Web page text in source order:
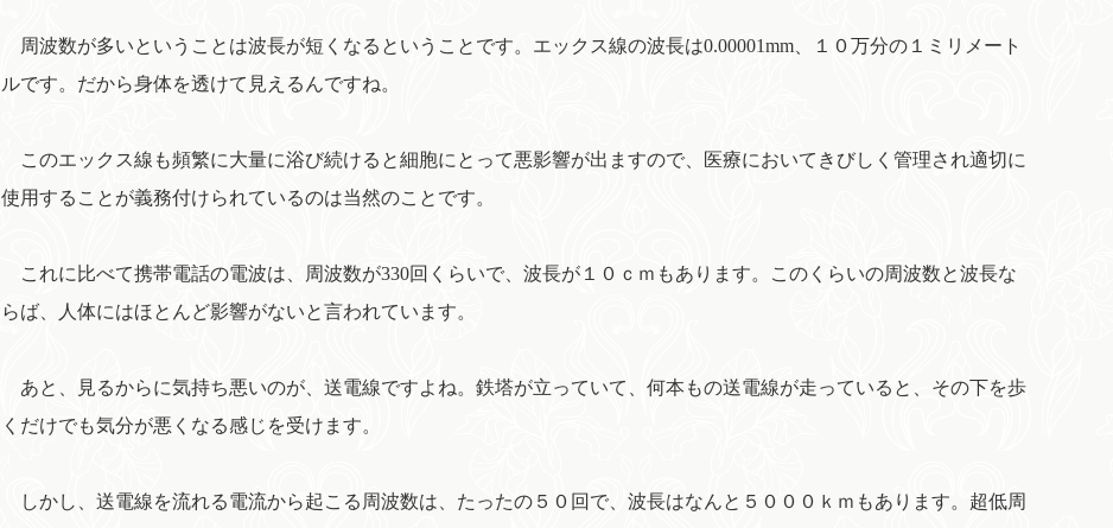
周波数が多いということは波長が短くなるということです。エックス線の波長は0.00001mm、１０万分の１ミリメート
ルです。だから身体を透けて見えるんですね。
このエックス線も頻繁に大量に浴び続けると細胞にとって悪影響が出ますので、医療においてきびしく管理され適切に
使用することが義務付けられているのは当然のことです。
これに比べて携帯電話の電波は、周波数が330回くらいで、波長が１０ｃｍもあります。このくらいの周波数と波長な
らば、人体にはほとんど影響がないと言われています。
あと、見るからに気持ち悪いのが、送電線ですよね。鉄塔が立っていて、何本もの送電線が走っていると、その下を歩
くだけでも気分が悪くなる感じを受けます。
しかし、送電線を流れる電流から起こる周波数は、たったの５０回で、波長はなんと５０００ｋｍもあります。超低周